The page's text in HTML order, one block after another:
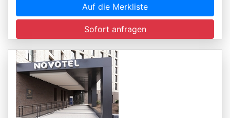
Auf die Merkliste
Sofort anfragen